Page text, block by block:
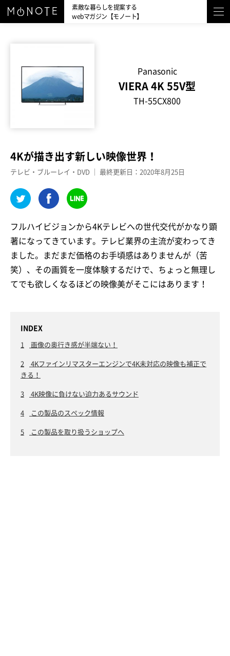
素敵な暮らしを提案する
webマガジン【モノート】
Panasonic
VIERA 4K 55V型
TH-55CX800
4Kが描き出す新しい映像世界！
テレビ・ブルーレイ・DVD ｜ 最終更新日：2020年8月25日
フルハイビジョンから4Kテレビへの世代交代がかなり顕
著になってきています。テレビ業界の主流が変わってき
ました。まだまだ価格のお手頃感はありませんが（苦
笑）、その画質を一度体験するだけで、ちょっと無理し
てでも欲しくなるほどの映像美がそこにはあります！
INDEX
1 画像の奥行き感が半端ない！
2
4Kファインリマスターエンジンで4K未対応の映像も補正で
きる！
3 4K映像に負けない迫力あるサウンド
4 この製品のスペック情報
5 この製品を取り扱うショップへ